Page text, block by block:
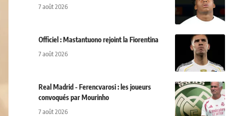
7 août 2026
Officiel : Mastantuono rejoint la Fiorentina
7 août 2026
Real Madrid - Ferencvarosi : les joueurs
convoqués par Mourinho
7 août 2026